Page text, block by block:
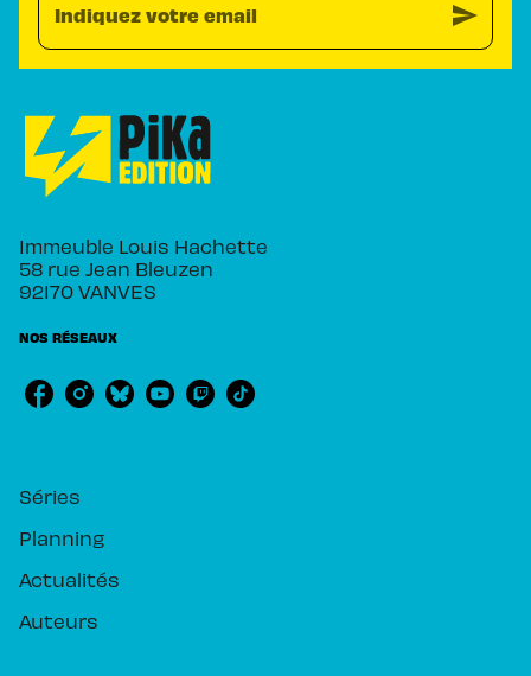
Indiquez votre email send
Immeuble Louis Hachette
58 rue Jean Bleuzen
92170 VANVES
NOS RÉSEAUX
Séries
Planning
Actualités
Auteurs